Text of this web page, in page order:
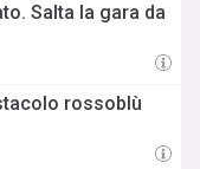
Salta la gara da
rossoblù